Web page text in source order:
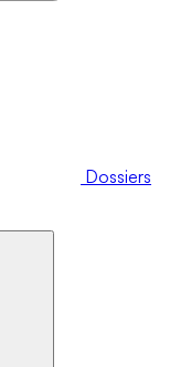
Dossiers